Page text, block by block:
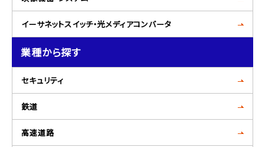
イーサネットスイッチ・光メディアコンバータ
業種から探す
セキュリティ
鉄道
高速道路